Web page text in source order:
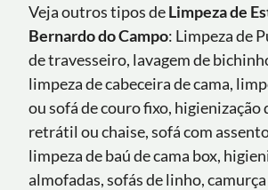
Veja outros tipos deLimpeza de
Bernardo do Campo: Limpeza de
de travesseiro, lavagem de
limpeza de cabeceira de cama,
ou sofá de couro fixo, higienização
retrátil ou chaise, sofá com
limpeza de baú de cama box,
almofadas, sofás de linho,